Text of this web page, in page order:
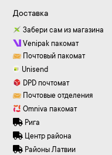
Доставка
Забери сам из магазина
Venipak пакомат
Почтовый пакомат
Unisend
DPD почтомат
Почтовые отделения
Omniva пакомат
Рига
Центр района
Районы Латвии